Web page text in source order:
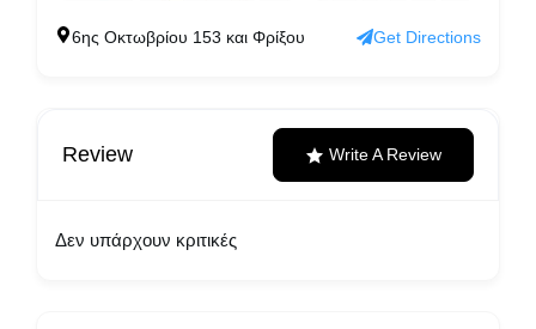
6ης Οκτωβρίου 153 και Φρίξου Get Directions
Review Write A Review
Δεν υπάρχουν κριτικές